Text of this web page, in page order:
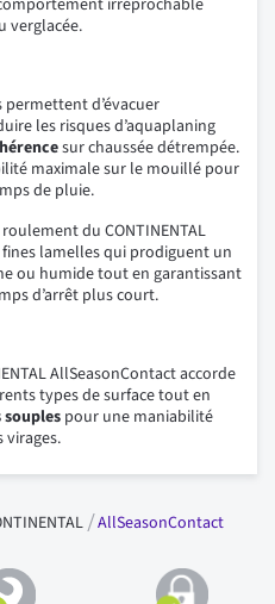
irréprochable
verglacée.
permettent d’évacuer
les risques d’aquaplaning
sur chaussée détrempée.
maximale sur le mouillé pour
de pluie.
du CONTINENTAL
lamelles qui prodiguent un
ou humide tout en garantissant
d’arrêt plus court.
AllSeasonContact accorde
types de surface tout en
pour une maniabilité
virages.
AllSeasonContact